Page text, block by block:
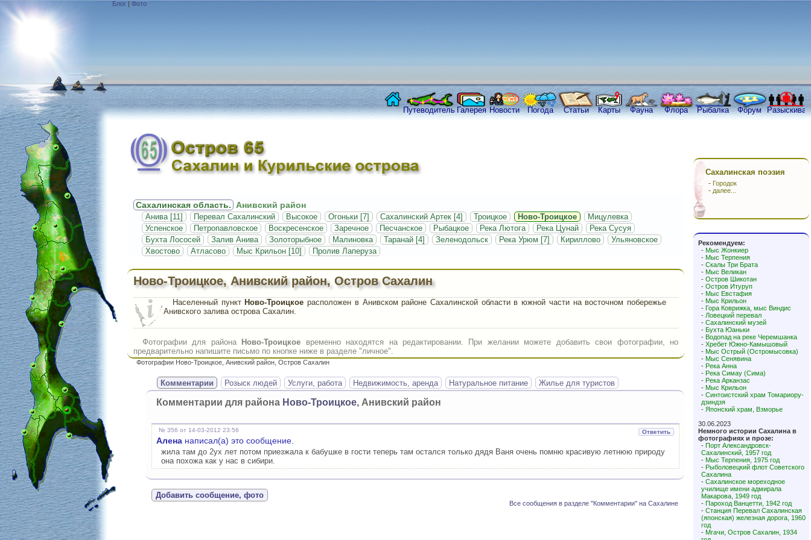
Блог | Фото
Путеводитель Галерея Новости Погода Статьи Карты Фауна Флора Рыбалка Форум
Сахалинская область. Анивский район
Анива [11] Перевал Сахалинский Высокое Огоньки [7] Сахалинский Артек [4] Троицкое Ново-Троицкое
Мицулевка
Успенское
Петропавловское Воскресенское Заречное Песчанское Рыбацкое Река Лютога Река Цунай
Река Сусуя
Бухта Лососей
Залив Анива Золоторыбное Малиновка Таранай [4] Зеленодольск Река Урюм [7] Кириллово
Ульяновское
Хвостово
Атласово Мыс Крильон [10] Пролив Лаперуза
Ново-Троицкое, Анивский район, Остров Сахалин
Населенный пункт Ново-Троицкое расположен в Анивском районе Сахалинской области в южной части на восточном побережье
Анивского залива острова Сахалин.
Фотографии для района Ново-Троицкое временно находятся на редактировании. При желании можете добавить свои фотографии, но
предварительно напишите письмо по кнопке ниже в разделе "личное".
Фотографии Ново-Троицкое, Анивский район, Остров Сахалин
Комментарии Розыск людей Услуги, работа Недвижимость, аренда Натуральное питание Жилье для туристов
Комментарии для района Ново-Троицкое, Анивский район
№ 356 от 14-03-2012 23:56 Ответить
Алена написал(а) это сообщение.
жила там до 2ух лет потом приезжала к бабушке в гости теперь там остался только дядя Ваня очень помню красивую летнюю природу
она похожа как у нас в сибири.
Добавить сообщение, фото
Все сообщения в разделе "Комментарии" на Сахалине
Сахалинская поэзия
- Городок
- далее...
Рекомендуем:
- Мыс Жонкиер
- Мыс Терпения
- Скалы Три Брата
- Мыс Великан
- Остров Шикотан
- Остров Итуруп
- Мыс Евстафия
- Мыс Крильон
- Гора Коврижка, мыс Виндис
- Ловецкий перевал
- Сахалинский музей
- Бухта Юаньки
- Водопад на реке Черемшанка
- Хребет Южно-Камышовый
- Мыс Острый (Остромысовка)
- Мыс Сенявина
- Река Анна
- Река Симау (Сима)
- Река Арканзас
- Мыс Крильон
- Синтоистский храм Томариору-
дзиндзя
- Японский храм, Взморье
30.06.2023
Немного истории Сахалина в
фотографиях и прозе:
- Порт Александровск-
Сахалинский, 1957 год
- Мыс Терпения, 1975 год
- Рыболовецкий флот Советского
Сахалина
- Сахалинское мореходное
училище имени адмирала
Макарова, 1949 год
- Пароход Ванцетти, 1942 год
- Станция Перевал Сахалинская
(японская) железная дорога, 1960
год
- Мгачи, Остров Сахалин, 1934